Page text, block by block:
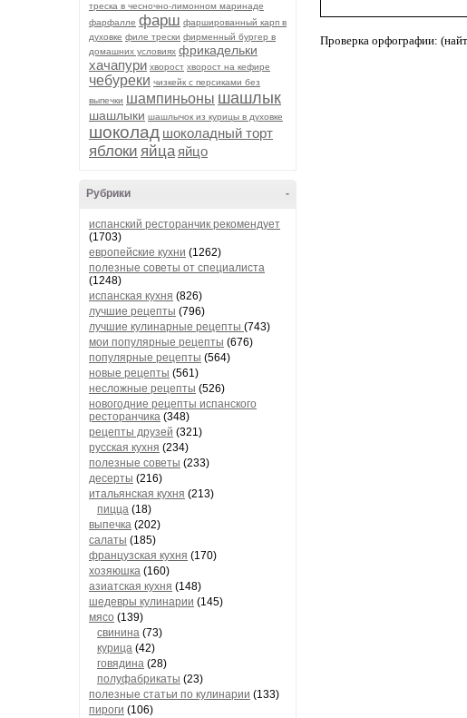
треска в чесночно-лимонном маринаде
фарфалле фарш фаршированный карп в
духовке филе трески фирменный бургер в
домашних условиях фрикадельки
хачапури хворост хворост на кефире
чебуреки чизкейк с персиками без
выпечки шампиньоны шашлык
шашлыки шашлычок из курицы в духовке
шоколад шоколадный торт
яблоки яйца яйцо
-
Рубрики
испанский ресторанчик рекомендует
(1703)
европейские кухни (1262)
полезные советы от специалиста
(1248)
испанская кухня (826)
лучшие рецепты (796)
лучшие кулинарные рецепты (743)
мои популярные рецепты (676)
популярные рецепты (564)
новые рецепты (561)
несложные рецепты (526)
новогодние рецепты испанского
ресторанчика (348)
рецепты друзей (321)
русская кухня (234)
полезные советы (233)
десерты (216)
итальянская кухня (213)
пицца (18)
выпечка (202)
салаты (185)
французская кухня (170)
хозяюшка (160)
азиатская кухня (148)
шедевры кулинарии (145)
мясо (139)
свинина (73)
курица (42)
говядина (28)
полуфабрикаты (23)
полезные статьи по кулинарии (133)
пироги (106)
Проверка орфографии: